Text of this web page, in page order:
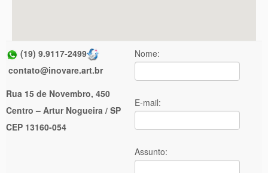
(19) 9.9117-2499
contato@inovare.art.br
Rua 15 de Novembro, 450
Centro – Artur Nogueira / SP
CEP 13160-054
Nome:
E-mail:
Assunto: